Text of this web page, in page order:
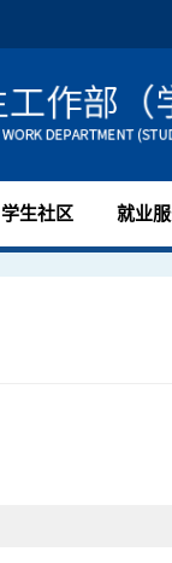
学生社区 就业